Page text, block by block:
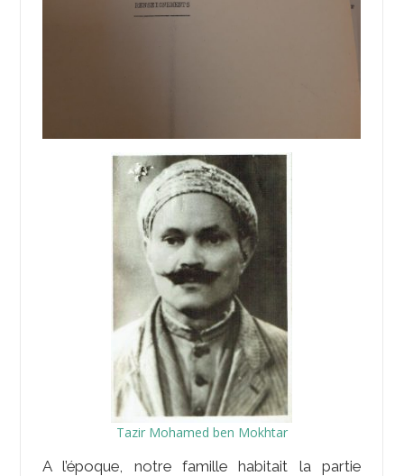
Tazir Mohamed ben Mokhtar
A l’époque, notre famille habitait la partie